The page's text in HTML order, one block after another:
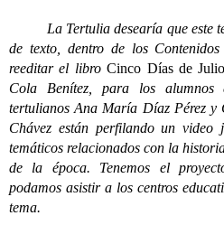
La Tertulia desearía que este
de texto, dentro de los
reeditar el libroCinco Días de Julio
Cola Benítez, para los
tertulianos Ana María Díaz Pérez y
Chávez están perfilando un video
temáticos relacionados con la
de la época. Tenemos el
podamos asistir a los centros
tema.